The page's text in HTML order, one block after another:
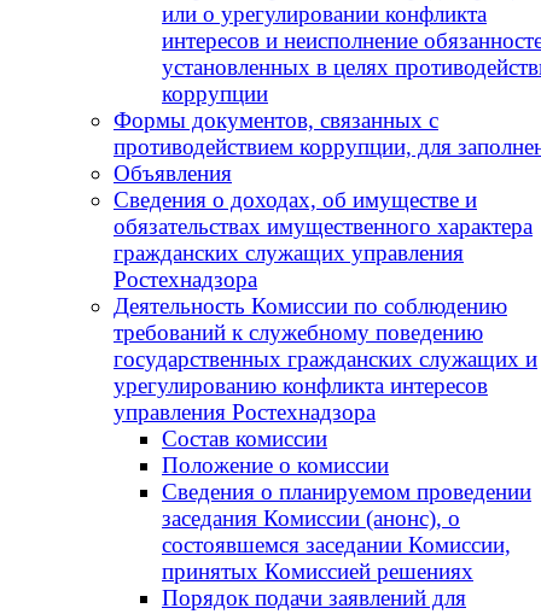
или о урегулировании конфликта
интересов и неисполнение
установленных в целях
коррупции
Формы документов, связанных с
противодействием коррупции, для
Объявления
Сведения о доходах, об имуществе и
обязательствах имущественного характера
гражданских служащих управления
Ростехнадзора
Деятельность Комиссии по соблюдению
требований к служебному поведению
государственных гражданских служащих и
урегулированию конфликта интересов
управления Ростехнадзора
Состав комиссии
Положение о комиссии
Сведения о планируемом проведении
заседания Комиссии (анонс), о
состоявшемся заседании Комиссии,
принятых Комиссией решениях
Порядок подачи заявлений для